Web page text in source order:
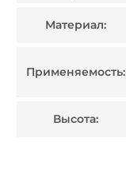
Материал:
Применяемость:
Высота: